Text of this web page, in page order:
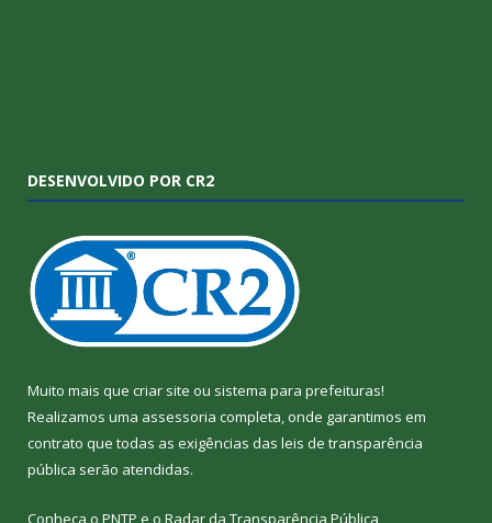
DESENVOLVIDO POR CR2
Muito mais que criar site ou sistema para prefeituras!
Realizamos uma assessoria completa, onde garantimos em
contrato que todas as exigências das leis de transparência
pública serão atendidas.
Conheça o PNTP e o Radar da Transparência Pública